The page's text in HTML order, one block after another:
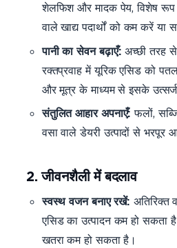
शेलफिश और मादक पेय, विशेष रूप
वाले खाद्य पदार्थों को कम करें या
पानी का सेवन बढ़ाएँ:अच्छी तरह
रक्तप्रवाह में यूरिक एसिड को
और मूत्र के माध्यम से इसके
संतुलित आहार अपनाएँ:फलों,
वसा वाले डेयरी उत्पादों से भरपूर
2. जीवनशैली में बदलाव
स्वस्थ वजन बनाए रखें:
एसिड का उत्पादन कम हो सकता
खतरा कम हो सकता है।